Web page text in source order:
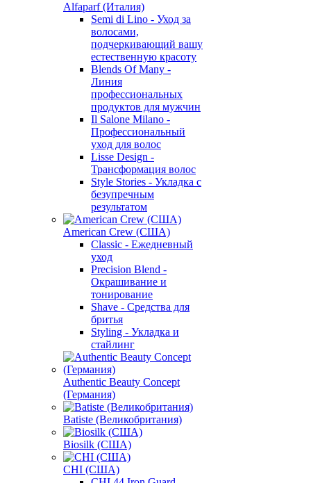
Alfaparf (Италия)
Semi di Lino - Уход за
волосами,
подчеркивающий вашу
естественную красоту
Blends Of Many -
Линия
профессиональных
продуктов для мужчин
Il Salone Milano -
Профессиональный
уход для волос
Lisse Design -
Трансформация волос
Style Stories - Укладка с
безупречным
результатом
American Crew (США)
Classic - Ежедневный
уход
Precision Blend -
Окрашивание и
тонирование
Shave - Средства для
бритья
Styling - Укладка и
стайлинг
Authentic Beauty Concept
(Германия)
Batiste (Великобритания)
Biosilk (США)
CHI (США)